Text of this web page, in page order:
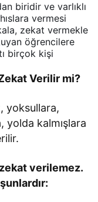
biridir ve varlıklı
vermesi
zekat vermekle
öğrencilere
birçok kişi
Verilir mi?
yoksullara,
kalmışlara
verilemez.